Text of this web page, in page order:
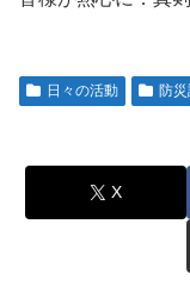
日々の活動 防災
X